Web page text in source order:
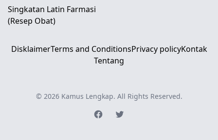
Singkatan Latin Farmasi
(Resep Obat)
DisklaimerTerms and ConditionsPrivacy policyKontak
Tentang
© 2026 Kamus Lengkap. All Rights Reserved.